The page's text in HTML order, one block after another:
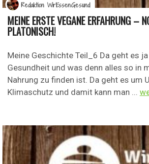
MEINE ERSTE VEGANE ERFAHRUNG –
PLATONISCH!
Meine Geschichte Teil_6 Da geht es
Gesundheit und was denn alles so in
Nahrung zu finden ist. Da geht es um
Klimaschutz und damit kann man ...
Redaktion WirEssenGesund